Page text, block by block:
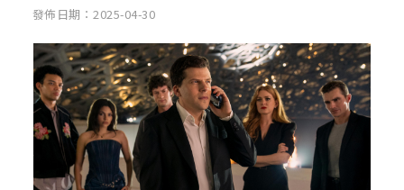
發佈日期：2025-04-30